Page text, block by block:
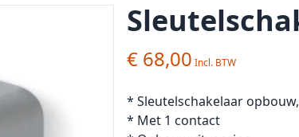
€ 68,00
* Sleutelschakelaar
* Met 1 contact